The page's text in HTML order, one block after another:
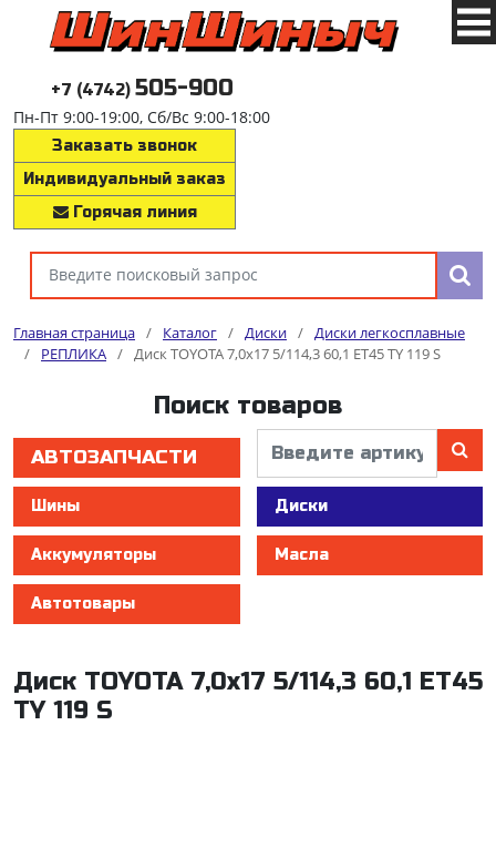
+7 (4742) 505-900
Пн-Пт 9:00-19:00, Сб/Вс 9:00-18:00
Заказать звонок
Индивидуальный заказ
Горячая линия
Главная страница / Каталог / Диски / Диски легкосплавные
/
РЕПЛИКА / Диск TOYOTA 7,0x17 5/114,3 60,1 ET45 TY 119 S
Поиск товаров
АВТОЗАПЧАСТИ
Шины Диски
Аккумуляторы Масла
Автотовары
Диск TOYOTA 7,0x17 5/114,3 60,1 ET45
TY 119 S